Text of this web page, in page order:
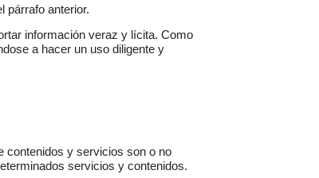
párrafo anterior.
información veraz y lícita. Como
a hacer un uso diligente y
contenidos y servicios son o no
servicios y contenidos.